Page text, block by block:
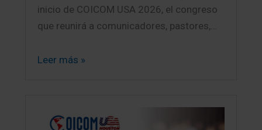
inicio de COICOM USA 2026, el congreso
que reunirá a comunicadores, pastores,…
Leer más »